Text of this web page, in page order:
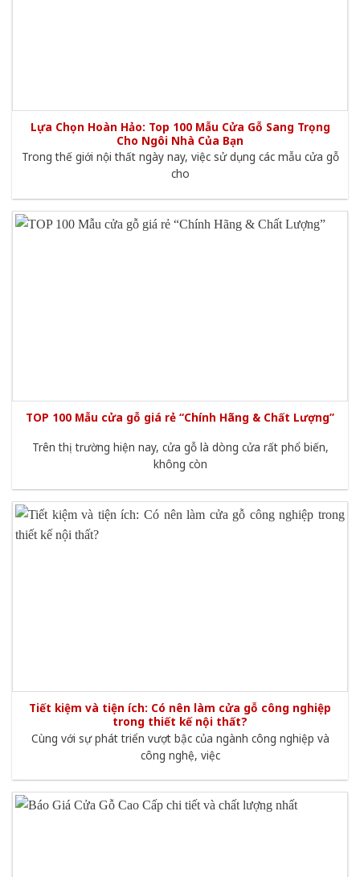
Lựa Chọn Hoàn Hảo: Top 100 Mẫu Cửa Gỗ Sang Trọng
Cho Ngôi Nhà Của Bạn
Trong thế giới nội thất ngày nay, việc sử dụng các mẫu cửa gỗ
cho
TOP 100 Mẫu cửa gỗ giá rẻ “Chính Hãng & Chất Lượng”
Trên thị trường hiện nay, cửa gỗ là dòng cửa rất phổ biến,
không còn
Tiết kiệm và tiện ích: Có nên làm cửa gỗ công nghiệp
trong thiết kế nội thất?
Cùng với sự phát triển vượt bậc của ngành công nghiệp và
công nghệ, việc